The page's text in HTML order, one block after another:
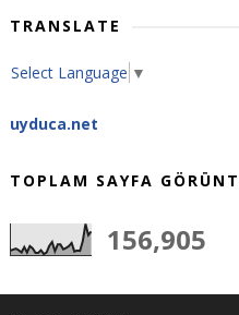
TRANSLATE
Select Language ▼
uyduca.net
TOPLAM SAYFA
156,905